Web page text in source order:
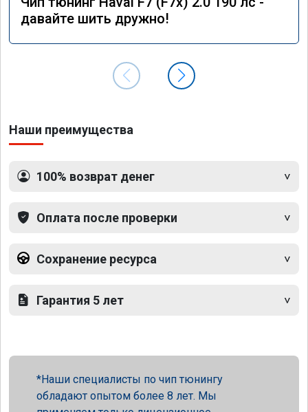
давайте шить дружно!
Наши преимущества
100% возврат денег
Оплата после проверки
Сохранение ресурса
Гарантия 5 лет
Наши специалисты по чип тюнингу
обладают опытом более 8 лет. Мы